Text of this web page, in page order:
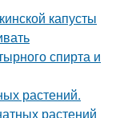
капусты
спирта и
растений.
растений